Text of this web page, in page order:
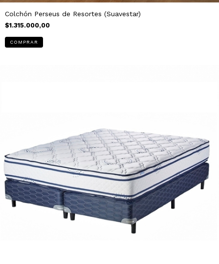
Colchón Perseus de Resortes (Suavestar)
$1.315.000,00
COMPRAR